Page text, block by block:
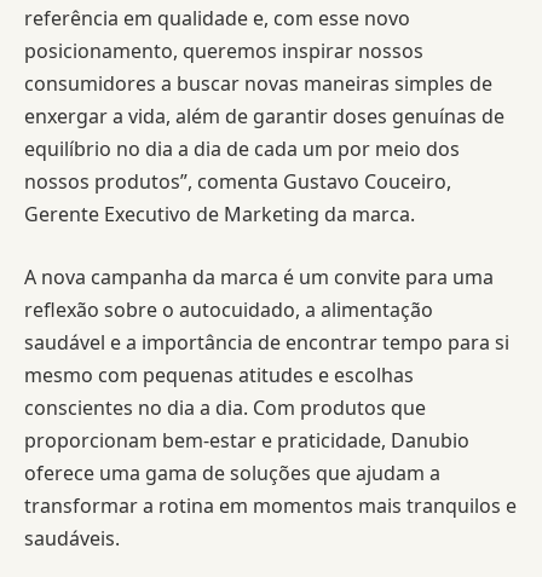
referência em qualidade e, com esse novo
posicionamento, queremos inspirar nossos
consumidores a buscar novas maneiras simples de
enxergar a vida, além de garantir doses genuínas de
equilíbrio no dia a dia de cada um por meio dos
nossos produtos”, comenta Gustavo Couceiro,
Gerente Executivo de Marketing da marca.
A nova campanha da marca é um convite para uma
reflexão sobre o autocuidado, a alimentação
saudável e a importância de encontrar tempo para si
mesmo com pequenas atitudes e escolhas
conscientes no dia a dia. Com produtos que
proporcionam bem-estar e praticidade, Danubio
oferece uma gama de soluções que ajudam a
transformar a rotina em momentos mais tranquilos e
saudáveis.